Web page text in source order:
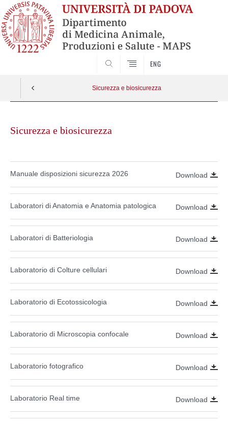
ENG
Sicurezza e biosicurezza
contentSicurezza e biosicurezza
Manuale disposizioni sicurezza 2026 Download
Laboratori di Anatomia e Anatomia patologica Download
Laboratori di Batteriologia Download
Laboratorio di Colture cellulari Download
Laboratorio di Ecotossicologia Download
Laboratorio di Microscopia confocale Download
Laboratorio fotografico Download
Laboratorio Real time Download